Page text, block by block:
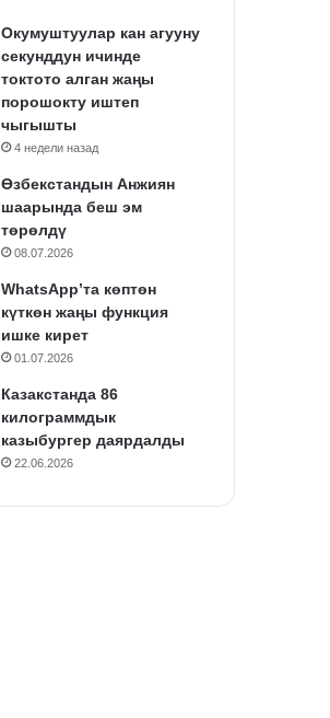
Окумуштуулар кан агууну
секунддун ичинде
токтото алган жаңы
порошокту иштеп
чыгышты
4 недели назад
Өзбекстандын Анжиян
шаарында беш эм
төрөлдү
08.07.2026
WhatsApp’та көптөн
күткөн жаңы функция
ишке кирет
01.07.2026
Казакстанда 86
килограммдык
казыбургер даярдалды
22.06.2026